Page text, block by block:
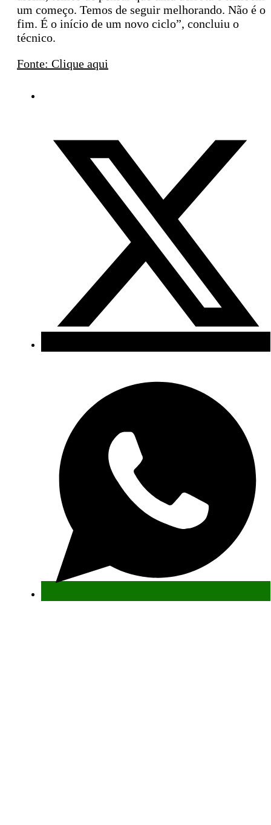
um começo. Temos de seguir melhorando. Não é o
fim. É o início de um novo ciclo”, concluiu o
técnico.
Fonte: Clique aqui